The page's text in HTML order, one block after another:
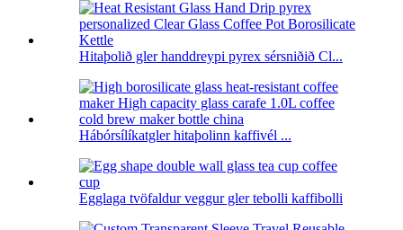
Hitaþolið gler handdreypi pyrex sérsniðið Cl...
Hábórsílíkatgler hitaþolinn kaffivél ...
Egglaga tvöfaldur veggur gler tebolli kaffibolli